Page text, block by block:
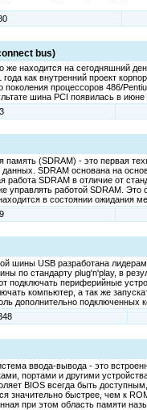
bus)
находится на сегодняшний
как внутренний проект
поколения процессоров 486/
шина PCI появилась в
память (SDRAM) - это первая
SDRAM основана на
работа SDRAM в отличие от
управлять работой SDRAM.
в состоянии ожидания
шины USB разработана
по стандарту plug'n'play, в
периферийные
компьютер, а так же
дополнительно подключенных
ввода-вывода - это
портами и другими
BIOS всегда быть
значительно быстрее, чем к
при этом область памяти